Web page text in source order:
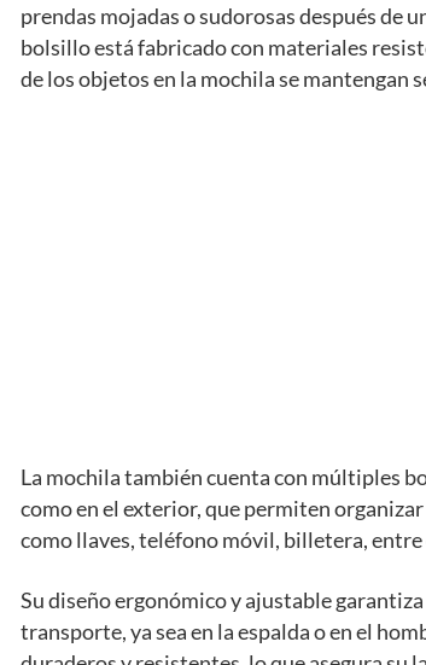
prendas mojadas o sudorosas después de
bolsillo está fabricado con materiales
de los objetos en la mochila se mantengan
La mochila también cuenta con múltiples
como en el exterior, que permiten
como llaves, teléfono móvil, billetera,
Su diseño ergonómico y ajustable
transporte, ya sea en la espalda o en el